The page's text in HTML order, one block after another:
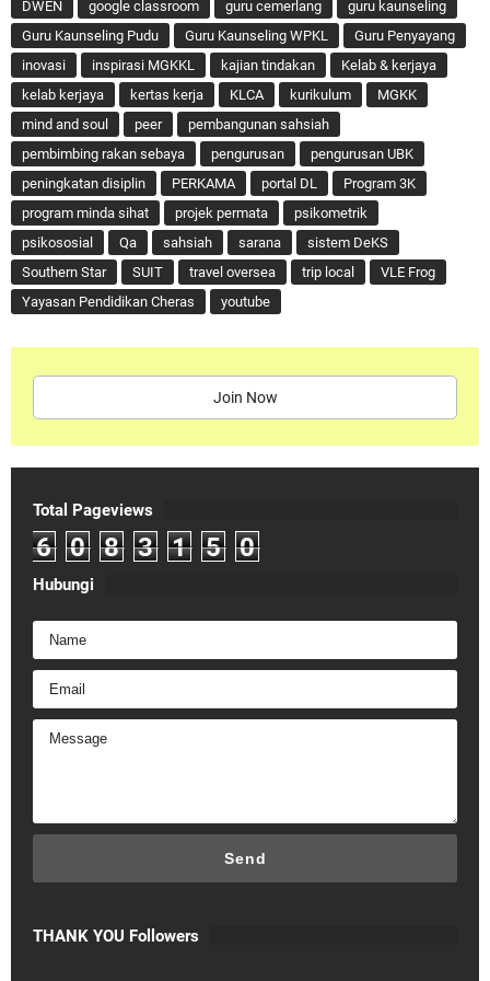
DWEN google classroom guru cemerlang
guru kaunseling
Guru Kaunseling Pudu
Guru Kaunseling WPKL
Guru Penyayang
inovasi
inspirasi MGKKL kajian tindakan
Kelab & kerjaya
kelab kerjaya
kertas kerja KLCA kurikulum
MGKK
mind and soul
peer
pembangunan sahsiah
pembimbing rakan sebaya
pengurusan
pengurusan UBK
peningkatan disiplin
PERKAMA portal DL
Program 3K
program minda sihat
projek permata
psikometrik
psikososial
Qa sahsiah sarana
sistem DeKS
Southern Star
SUIT travel oversea trip local
VLE Frog
Yayasan Pendidikan Cheras
youtube
Join Now
Total Pageviews
6 0 8 3 1 5 0
Hubungi
THANK YOU Followers